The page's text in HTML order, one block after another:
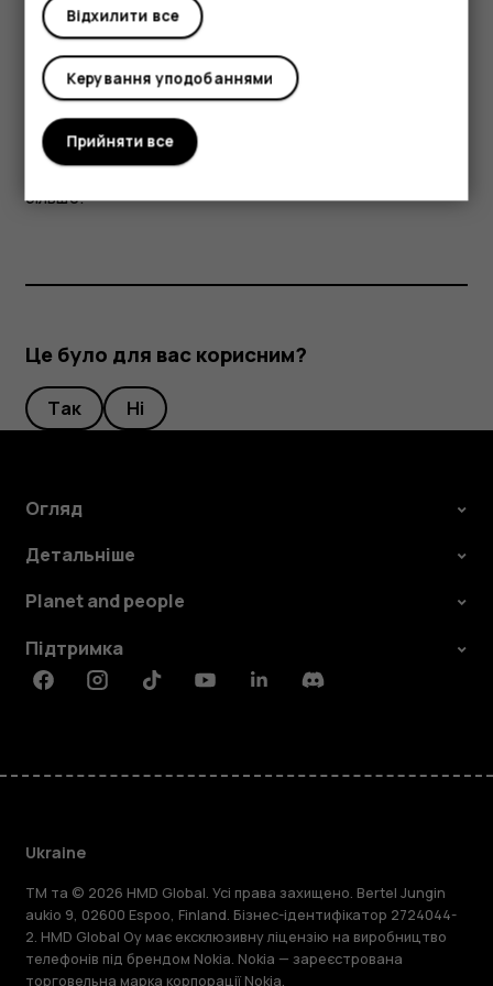
Отримання музики, фільмів і книг із Магазину
Google Play
Магазин Google Play надає доступ до пісень, фільмів і
книг.
ТоркнітьсяМузика,Фільми
більше.
Це було для вас корисним?
Так Ні
Огляд
Детальніше
Planet and people
Підтримка
FacebookInstagramTiktokYoutubeLinkedinDiscord
Ukraine
TM та © 2026 HMD Global. Усі права захищено. Bertel Jungin
aukio 9, 02600 Espoo, Finland. Бізнес-ідентифікатор 2724044-
2. HMD Global Oy має ексклюзивну ліцензію на виробництво
телефонів під брендом Nokia. Nokia — зареєстрована
торговельна марка корпорації Nokia.
Відхилити все
Керування уподобаннями
Прийняти все